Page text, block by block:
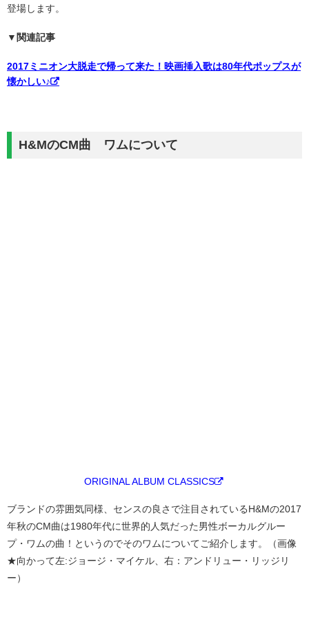
登場します。
▼関連記事
2017ミニオン大脱走で帰って来た！映画挿入歌は80年代ポップスが
懐かしい♪
H&MのCM曲 ワムについて
ORIGINAL ALBUM CLASSICS
ブランドの雰囲気同様、センスの良さで注目されているH&Mの2017
年秋のCM曲は1980年代に世界的人気だった男性ボーカルグルー
プ・ワムの曲！というのでそのワムについてご紹介します。（画像
★向かって左:ジョージ・マイケル、右：アンドリュー・リッジリ
ー）